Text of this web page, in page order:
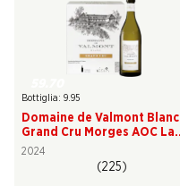
Bottiglia: 9.95
Domaine de Valmont Blanc
Grand Cru Morges AOC La
Côte
2024
(225)